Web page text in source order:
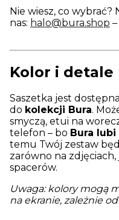
Nie wiesz, co wybrać?
nas: halo@bura.shop
Kolor i detale
Saszetka jest
do kolekcji Bura.
smyczą, etui na
telefon – bo Bura
temu Twój zestaw
zarówno na
spacerów.
Uwaga: kolory mogą
na ekranie, zależnie